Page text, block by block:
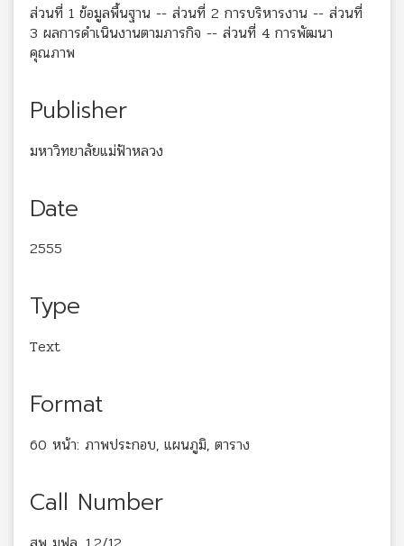
ส่วนที่ 1 ข้อมูลพื้นฐาน -- ส่วนที่ 2 การบริหารงาน -- ส่วนที่
3 ผลการดำเนินงานตามภารกิจ -- ส่วนที่ 4 การพัฒนา
คุณภาพ
Publisher
มหาวิทยาลัยแม่ฟ้าหลวง
Date
2555
Type
Text
Format
60 หน้า: ภาพประกอบ, แผนภูมิ, ตาราง
Call Number